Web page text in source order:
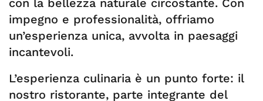
con la bellezza naturale circostante. Con
impegno e professionalità, offriamo
un’esperienza unica, avvolta in paesaggi
incantevoli.
L’esperienza culinaria è un punto forte: il
nostro ristorante, parte integrante del